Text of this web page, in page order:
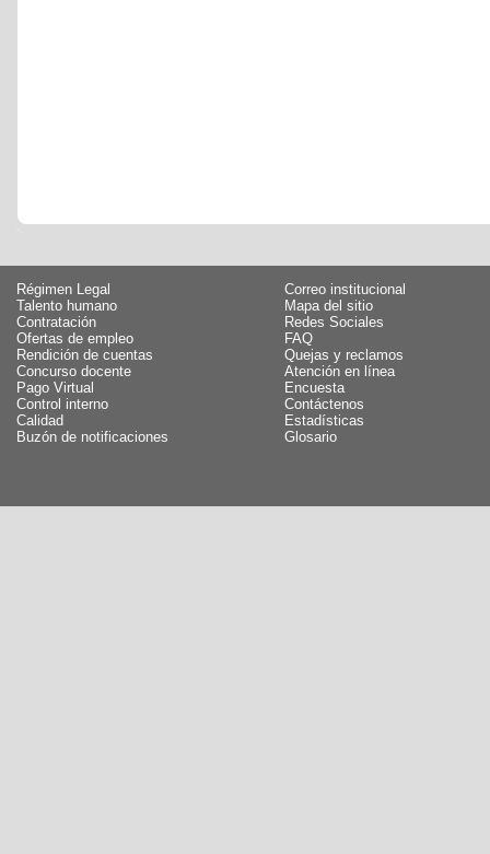
Régimen Legal
Talento humano
Contratación
Ofertas de empleo
Rendición de cuentas
Concurso docente
Pago Virtual
Control interno
Calidad
Buzón de notificaciones
Correo institucional
Mapa del sitio
Redes Sociales
FAQ
Quejas y reclamos
Atención en línea
Encuesta
Contáctenos
Estadísticas
Glosario